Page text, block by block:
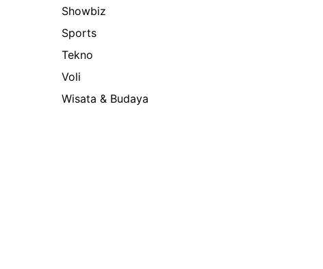
Showbiz
Sports
Tekno
Voli
Wisata & Budaya